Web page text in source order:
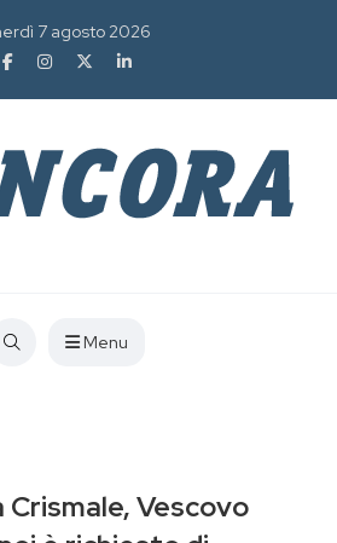
7 agosto 2026
Menu
Crismale, Vescovo